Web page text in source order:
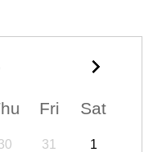
Fri Sat
31 1